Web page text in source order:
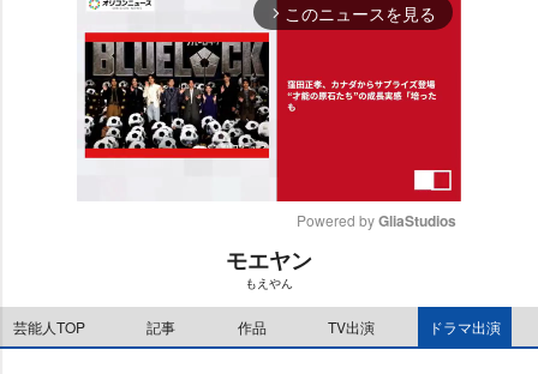
arrow_forward_ios このニュースを見る
Powered by GliaStudios
モエヤン
もえやん
芸能人TOP 記事 作品 TV出演 ドラマ出演